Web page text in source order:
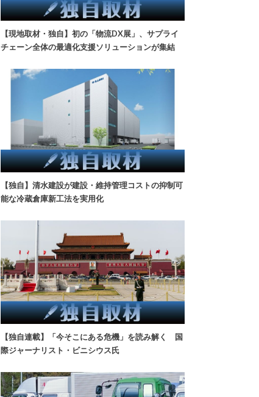
【現地取材・独自】初の「物流DX展」、サプライ
チェーン全体の最適化支援ソリューションが集結
【独自】清水建設が建設・維持管理コストの抑制可
能な冷蔵倉庫新工法を実用化
【独自連載】「今そこにある危機」を読み解く 国
際ジャーナリスト・ビニシウス氏